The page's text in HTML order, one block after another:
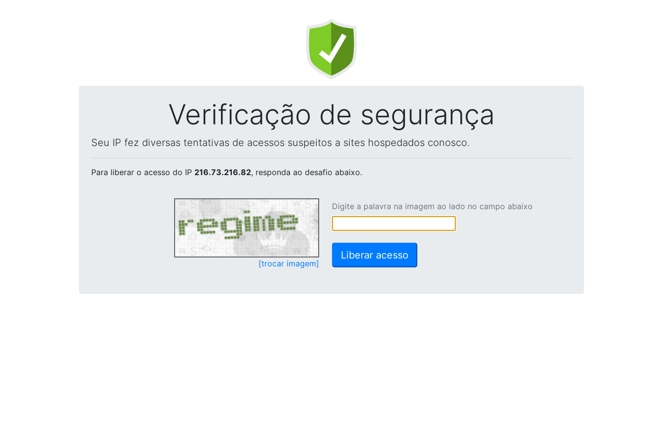
Verificação de segurança
Seu IP fez diversas tentativas de acessos suspeitos a sites hospedados conosco.
Para liberar o acesso do IP 216.73.216.82, responda ao desafio abaixo.
[trocar imagem]
Digite a palavra na imagem ao lado no campo abaixo